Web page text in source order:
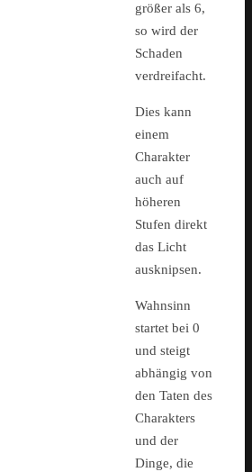
größer als 6,
so wird der
Schaden
verdreifacht.
Dies kann
einem
Charakter
auch auf
höheren
Stufen direkt
das Licht
ausknipsen.
Wahnsinn
startet bei 0
und steigt
abhängig von
den Taten des
Charakters
und der
Dinge, die